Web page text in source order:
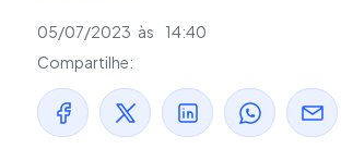
05/07/2023 às
14:40
Compartilhe: